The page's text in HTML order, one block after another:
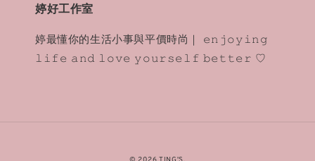
婷好工作室
婷最懂你的生活小事與平價時尚｜ 𝚎𝚗𝚓𝚘𝚢𝚒𝚗𝚐
𝚕𝚒𝚏𝚎 𝚊𝚗𝚍 𝚕𝚘𝚟𝚎 𝚢𝚘𝚞𝚛𝚜𝚎𝚕𝚏 𝚋𝚎𝚝𝚝𝚎𝚛 ♡